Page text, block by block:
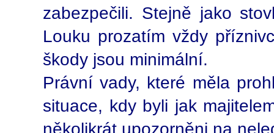
zabezpečili. Stejně jako
Louku prozatím vždy
škody jsou minimální.
Právní vady, které měla
situace, kdy byli jak
několikrát upozorněni na